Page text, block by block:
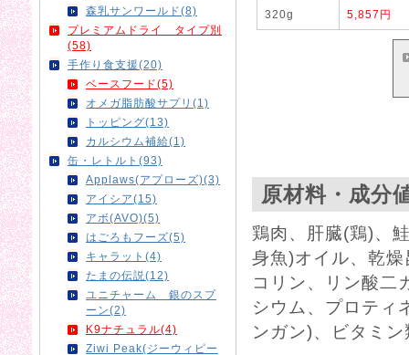
森乳サンワールド(8)
プレミアムドライ タイプ別
(58)
手作り食支援(20)
ベースフード(5)
オメガ脂肪酸サプリ(1)
トッピング(13)
カルシウム補給(1)
缶・レトルト(93)
Applaws(アプローズ)(3)
アイシア(15)
アボ(AVO)(5)
はごろもフーズ(5)
キャラット(4)
たまの伝説(12)
ユニチャーム 銀のスプ
ーン(2)
K9ナチュラル(4)
Ziwi Peak(ジーウィピー
320g 5,857円
原材料・成分
鶏肉、肝臓(鶏)、
身魚)オイル、乾
コリン、リン酸二
シウム、プロティ
ンガン)、ビタミ